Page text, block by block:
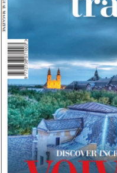
B
A
L